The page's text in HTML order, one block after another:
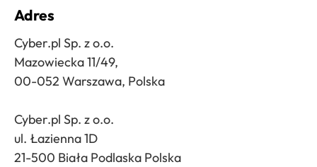
Adres
Cyber.pl Sp. z o.o.
Mazowiecka 11/49,
00-052 Warszawa, Polska
Cyber.pl Sp. z o.o.
ul. Łazienna 1D
21-500 Biała Podlaska Polska